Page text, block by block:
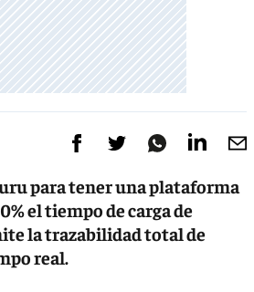
para tener una plataforma
el tiempo de carga de
la trazabilidad total de
real.